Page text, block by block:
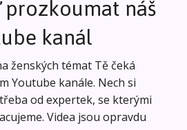
náš
kanál
ženských témat Tě čeká
Youtube kanále. Nech si
od expertek, se kterými
Videa jsou opravdu